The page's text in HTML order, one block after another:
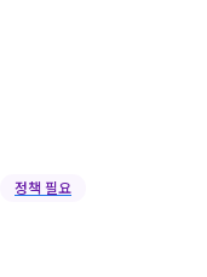
정책 필요